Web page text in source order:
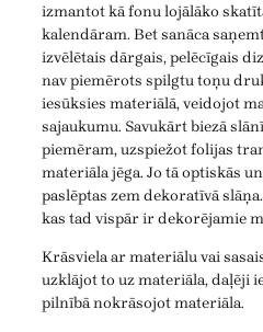
izmantot kā fonu lojālāko
kalendāram. Bet sanāca
izvēlētais dārgais, pelēcīgais
nav piemērots spilgtu toņu
iesūksies materiālā, veidojot
sajaukumu. Savukārt biezā
piemēram, uzspiežot folijas
materiāla jēga. Jo tā optiskās
paslēptas zem dekoratīvā
kas tad vispār ir dekorējamie
Krāsviela ar materiālu vai
uzklājot to uz materiāla, daļēji
pilnībā nokrāsojot materiāla.